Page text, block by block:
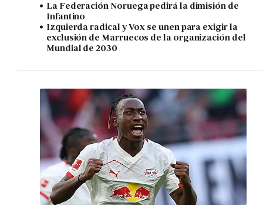
La Federación Noruega pedirá la dimisión de
Infantino
Izquierda radical y Vox se unen para exigir la
exclusión de Marruecos de la organización del
Mundial de 2030